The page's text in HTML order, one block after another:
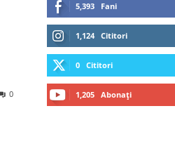
0
5,393 Fani
1,124 Cititori
0 Cititori
1,205 Abonați